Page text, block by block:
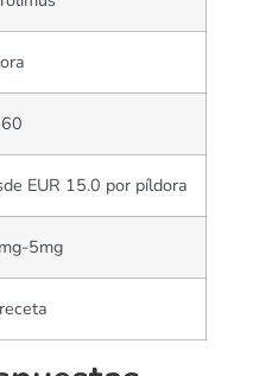
EUR 15.0 por píldora
5mg